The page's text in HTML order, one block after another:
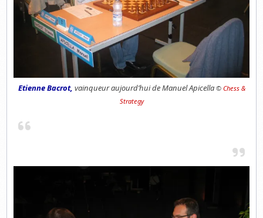
Etienne Bacrot, vainqueur aujourd’hui de Manuel Apicella © Chess &
Strategy